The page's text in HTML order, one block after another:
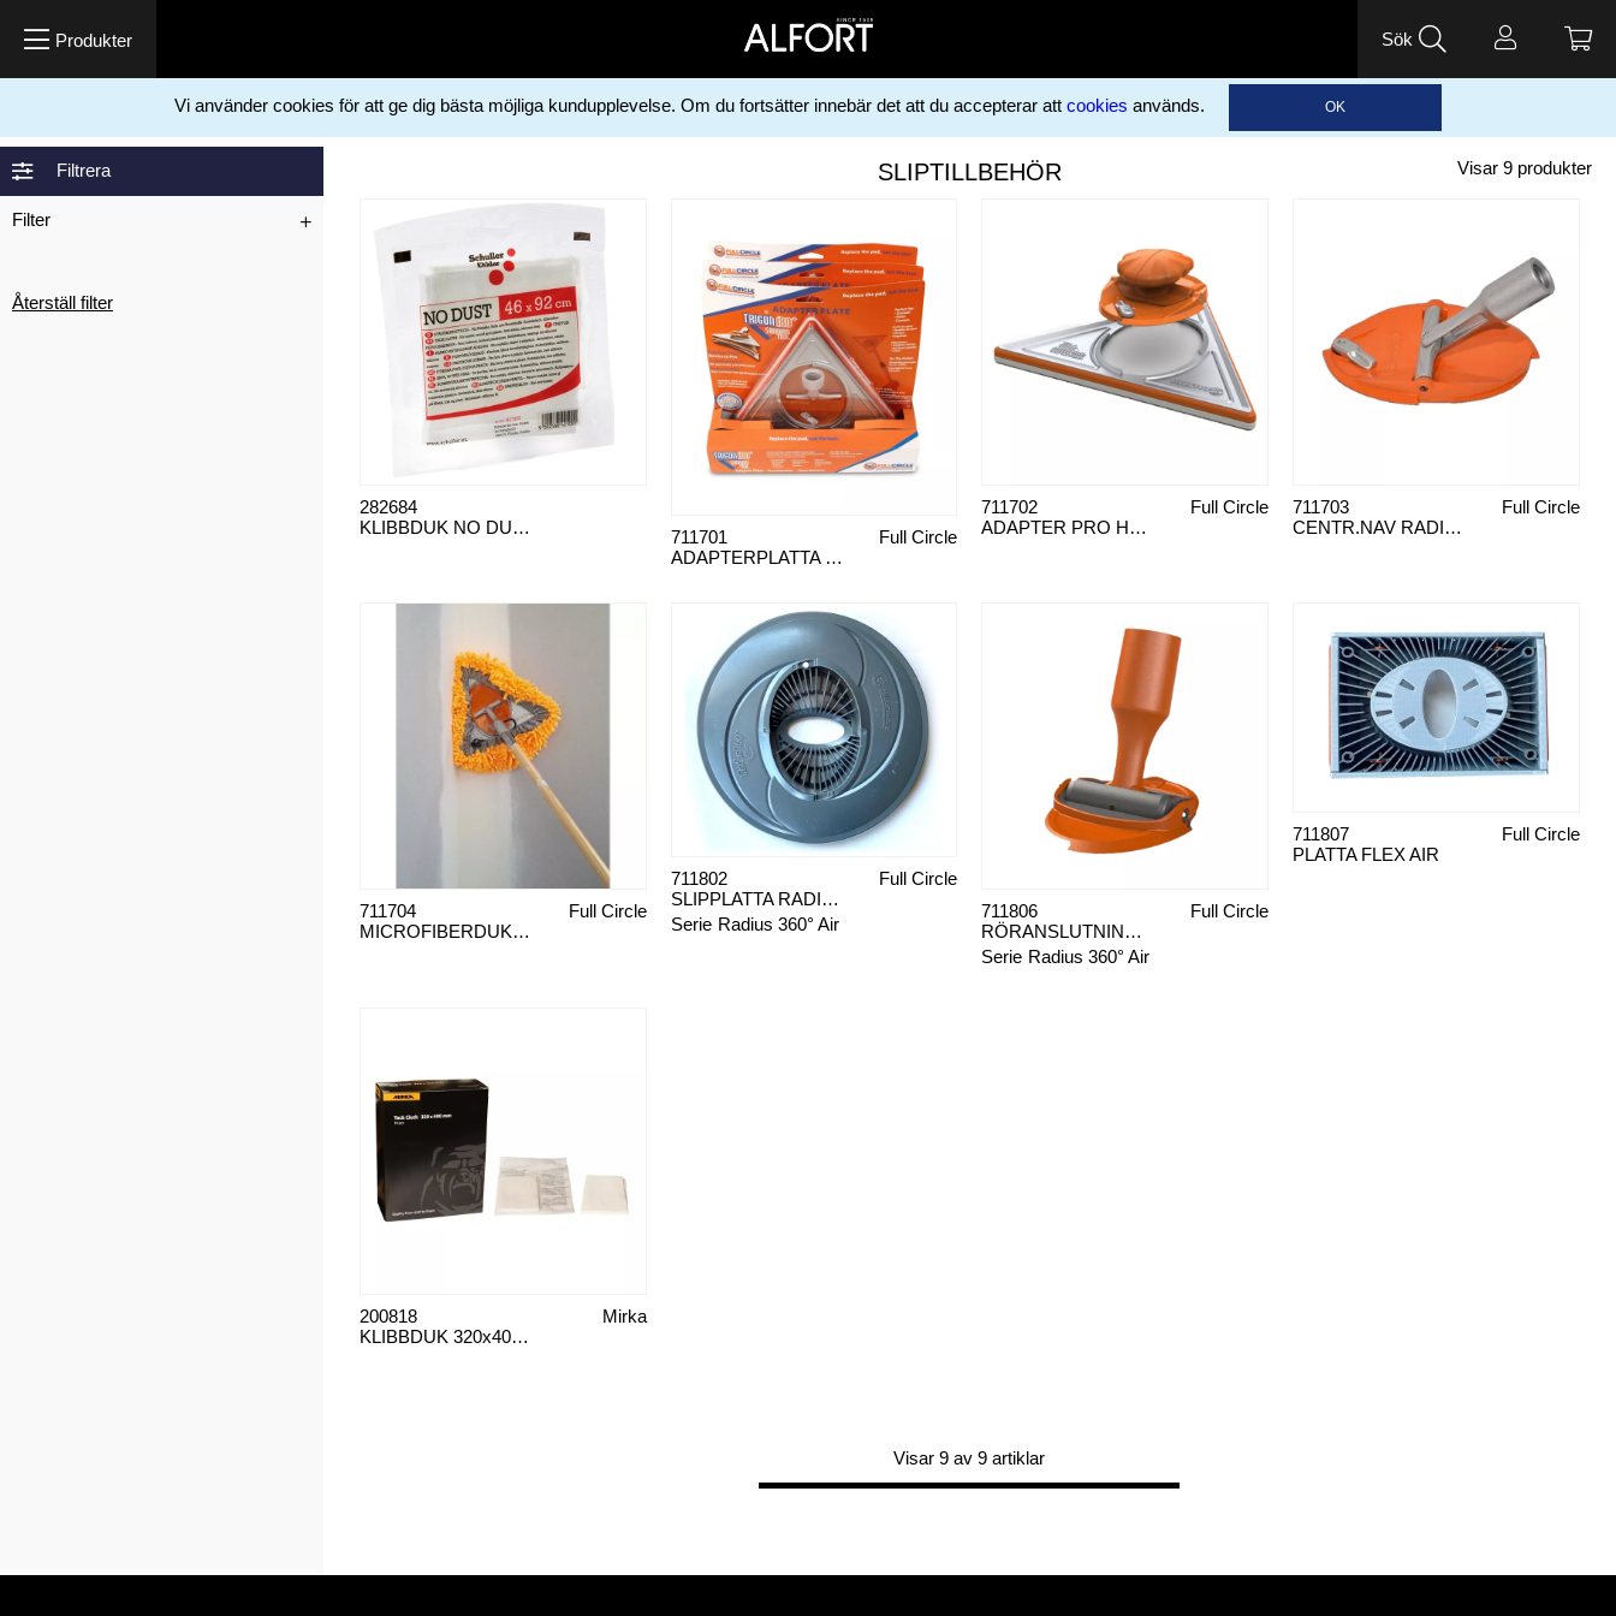
Sök
Vi använder cookies för att ge dig bästa möjliga kundupplevelse. Om du fortsätter innebär det att du accepterar att cookies används. OK
Måleriprodukter Slip Sliptillbehör
Filtrera
Filter
Återställ filter
SLIPTILLBEHÖR Visar 9 produkter
KLIBBDUK NO DUST
282684
ADAPTERPLATTA TRIGON 180°
Full Circle
711701
ADAPTER PRO HANDLE
Full Circle
711702
CENTR.NAV RADIU360°/TRIGON180°
Full Circle
711703
MICROFIBERDUK R-DUSTER
Full Circle
711704
SLIPPLATTA RADIUS 360°AIR KOMPLETT
Full Circle
711802
Serie Radius 360° Air RÖRANSLUTNING RADIUS 360° AIR
Full Circle
711806
Serie Radius 360° Air
PLATTA FLEX AIR
Full Circle
711807
KLIBBDUK 320x400mm, 10/Frp
Mirka
200818
Visar 9 av 9 artiklar